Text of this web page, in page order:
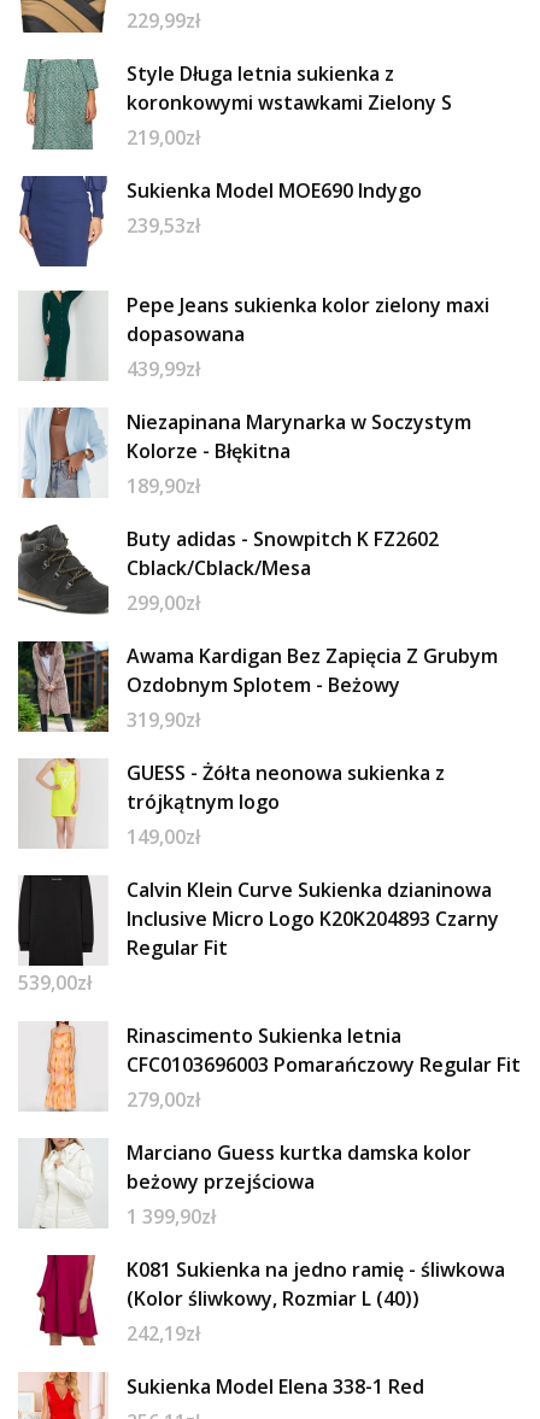
229,99zł
Style Długa letnia sukienka z
koronkowymi wstawkami Zielony S
219,00zł
Sukienka Model MOE690 Indygo
239,53zł
Pepe Jeans sukienka kolor zielony maxi
dopasowana
439,99zł
Niezapinana Marynarka w Soczystym
Kolorze - Błękitna
189,90zł
Buty adidas - Snowpitch K FZ2602
Cblack/Cblack/Mesa
299,00zł
Awama Kardigan Bez Zapięcia Z Grubym
Ozdobnym Splotem - Beżowy
319,90zł
GUESS - Żółta neonowa sukienka z
trójkątnym logo
149,00zł
Calvin Klein Curve Sukienka dzianinowa
Inclusive Micro Logo K20K204893 Czarny
Regular Fit
539,00zł
Rinascimento Sukienka letnia
CFC0103696003 Pomarańczowy Regular Fit
279,00zł
Marciano Guess kurtka damska kolor
beżowy przejściowa
1 399,90zł
K081 Sukienka na jedno ramię - śliwkowa
(Kolor śliwkowy, Rozmiar L (40))
242,19zł
Sukienka Model Elena 338-1 Red